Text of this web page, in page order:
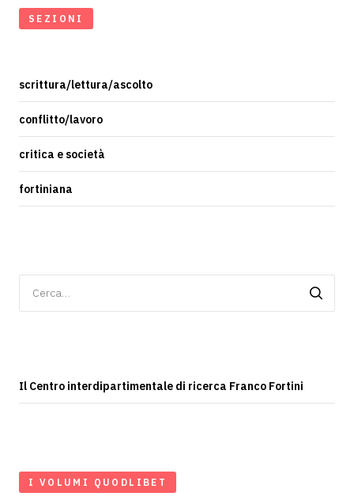
SEZIONI
scrittura/lettura/ascolto
conflitto/lavoro
critica e società
fortiniana
per:
Il Centro interdipartimentale di ricerca Franco Fortini
I VOLUMI QUODLIBET